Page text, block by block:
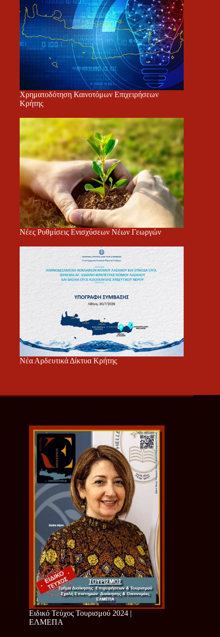
Χρηματοδότηση Καινοτόμων Επιχειρήσεων
Κρήτης
Νέες Ρυθμίσεις Ενισχύσεων Νέων Γεωργών
Νέα Αρδευτικά Δίκτυα Κρήτης
Ειδικό Τεύχος Τουρισμού 2024 |
ΕΛΜΕΠΑ